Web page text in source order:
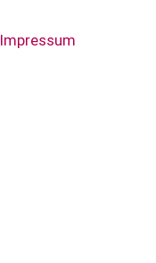
Impressum